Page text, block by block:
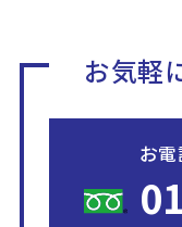
お気軽
お